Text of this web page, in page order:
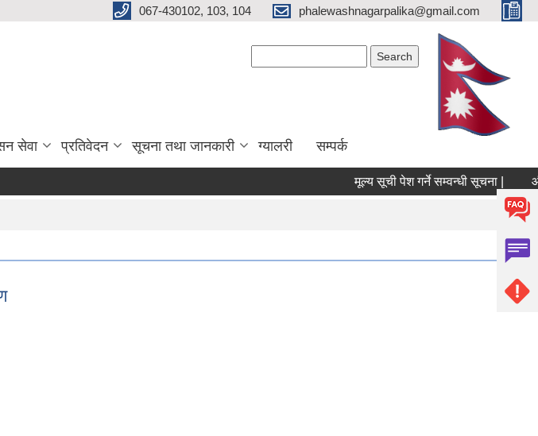
067-430102, 103, 104 phalewashnagarpalika@gmail.com
सेवा प्रतिवेदन सूचना तथा जानकारी ग्यालरी सम्पर्क
मूल्य सूची पेश गर्ने सम्वन्धी सूचना |